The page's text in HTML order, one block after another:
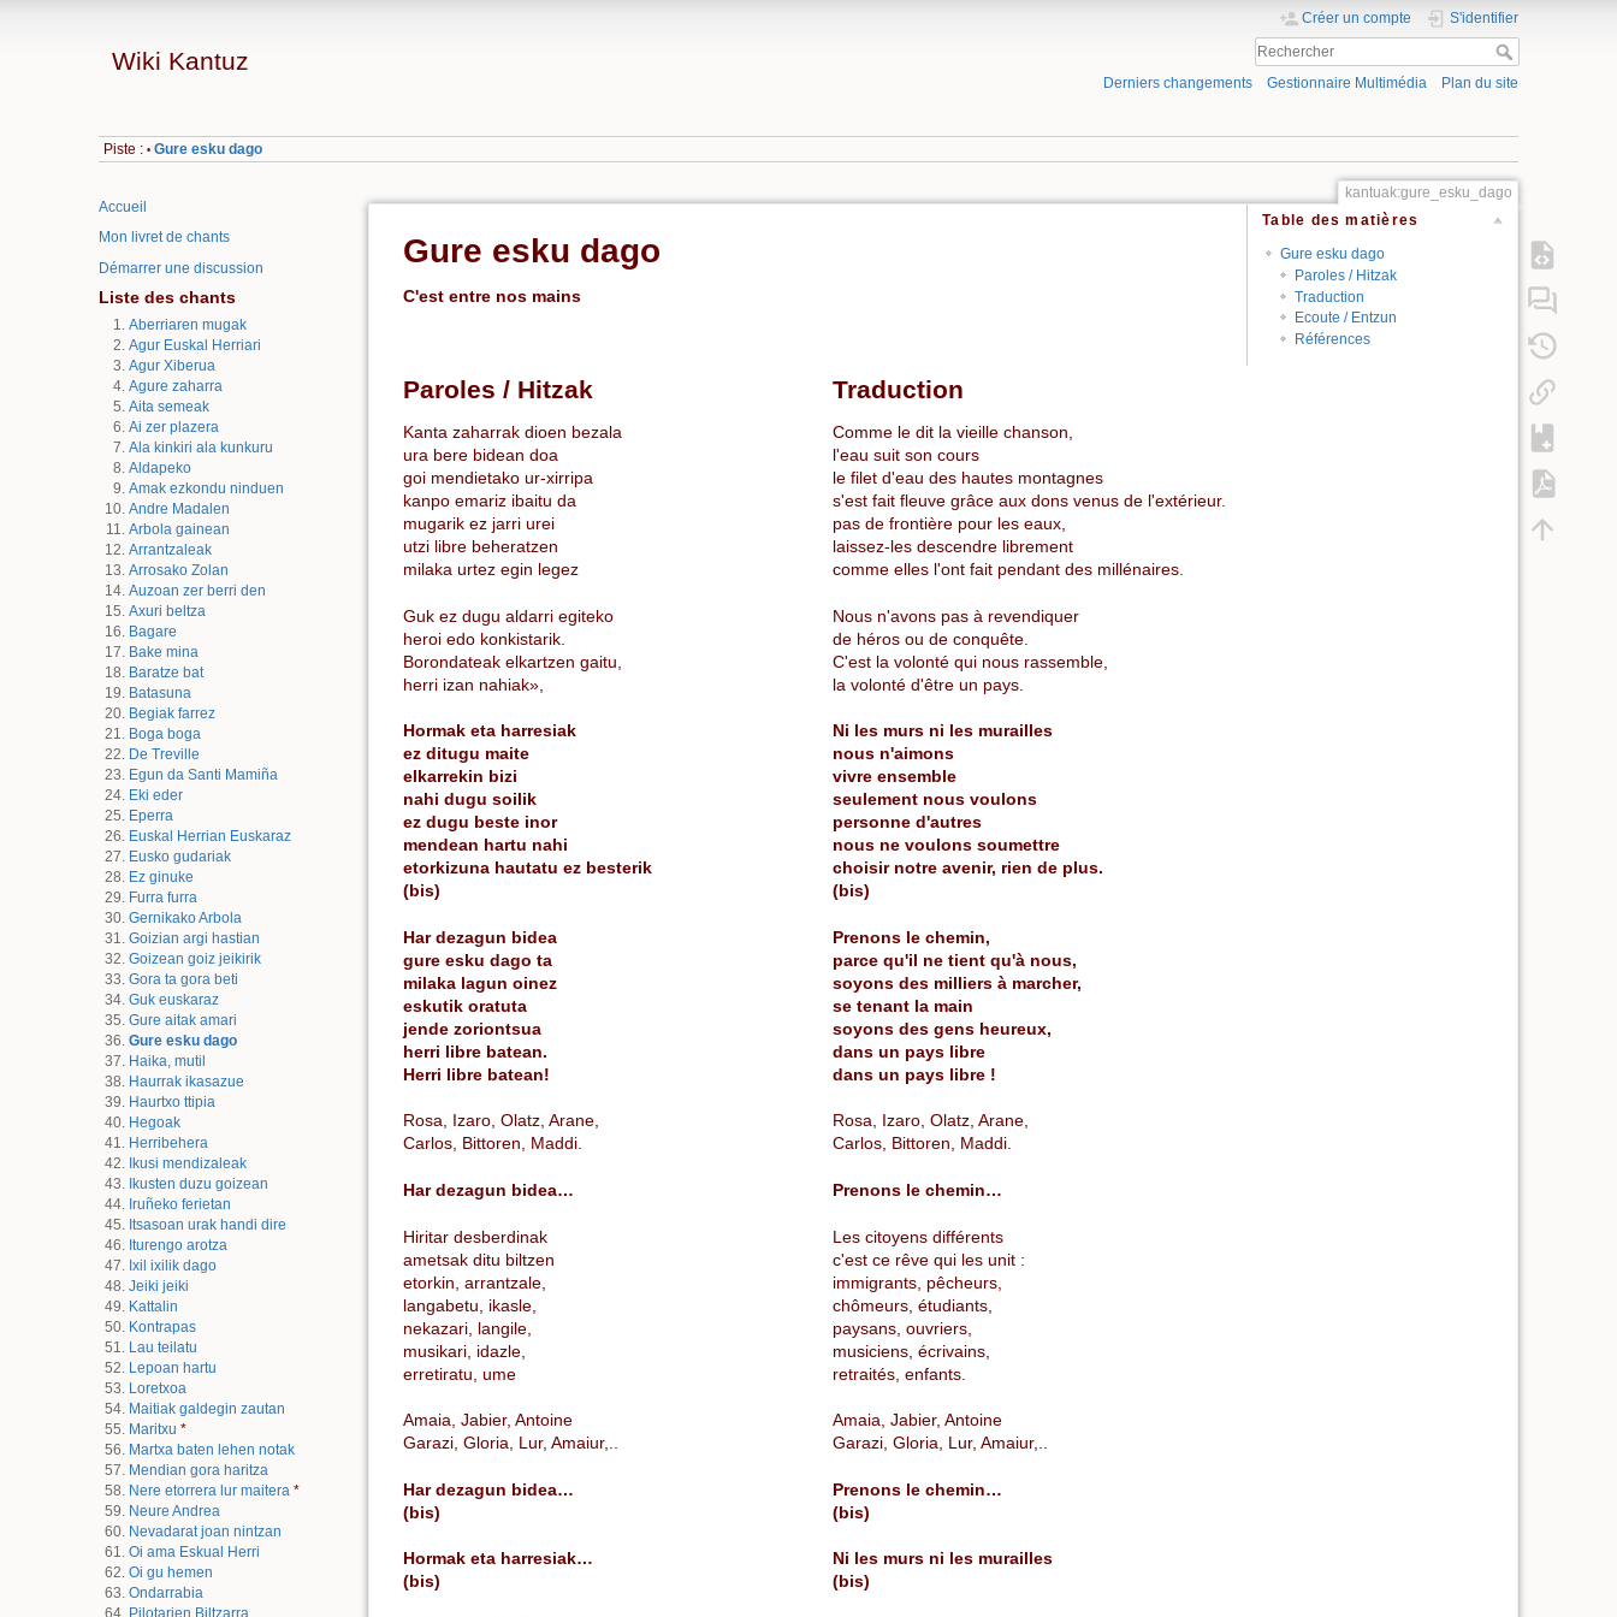
Wiki Kantuz
Créer un compte S'identifier
Derniers changements Gestionnaire Multimédia Plan du site
Piste : • Gure esku dago
Accueil
Mon livret de chants
Démarrer une discussion
Liste des chants
Aberriaren mugak
Agur Euskal Herriari
Agur Xiberua
Agure zaharra
Aita semeak
Ai zer plazera
Ala kinkiri ala kunkuru
Aldapeko
Amak ezkondu ninduen
Andre Madalen
Arbola gainean
Arrantzaleak
Arrosako Zolan
Auzoan zer berri den
Axuri beltza
Bagare
Bake mina
Baratze bat
Batasuna
Begiak farrez
Boga boga
De Treville
Egun da Santi Mamiña
Eki eder
Eperra
Euskal Herrian Euskaraz
Eusko gudariak
Ez ginuke
Furra furra
Gernikako Arbola
Goizian argi hastian
Goizean goiz jeikirik
Gora ta gora beti
Guk euskaraz
Gure aitak amari
Gure esku dago
Haika, mutil
Haurrak ikasazue
Haurtxo ttipia
Hegoak
Herribehera
Ikusi mendizaleak
Ikusten duzu goizean
Iruñeko ferietan
Itsasoan urak handi dire
Iturengo arotza
Ixil ixilik dago
Jeiki jeiki
Kattalin
Kontrapas
Lau teilatu
Lepoan hartu
Loretxoa
Maitiak galdegin zautan
Maritxu *
Martxa baten lehen notak
Mendian gora haritza
Nere etorrera lur maitera*
Neure Andrea
Nevadarat joan nintzan
Oi ama Eskual Herri
Oi gu hemen
Ondarrabia
kantuak:gure_esku_dago
Table des matières
Gure esku dago
Paroles / Hitzak
Traduction
Ecoute / Entzun
Références
Gure esku dago
C'est entre nos mains
Paroles / Hitzak
Kanta zaharrak dioen bezala
ura bere bidean doa
goi mendietako ur-xirripa
kanpo emariz ibaitu da
mugarik ez jarri urei
utzi libre beheratzen
milaka urtez egin legez
Guk ez dugu aldarri egiteko
heroi edo konkistarik.
Borondateak elkartzen gaitu,
herri izan nahiak»,
Hormak eta harresiak
ez ditugu maite
elkarrekin bizi
nahi dugu soilik
ez dugu beste inor
mendean hartu nahi
etorkizuna hautatu ez besterik
(bis)
Har dezagun bidea
gure esku dago ta
milaka lagun oinez
eskutik oratuta
jende zoriontsua
herri libre batean.
Herri libre batean!
Rosa, Izaro, Olatz, Arane,
Carlos, Bittoren, Maddi.
Har dezagun bidea…
Hiritar desberdinak
ametsak ditu biltzen
etorkin, arrantzale,
langabetu, ikasle,
nekazari, langile,
musikari, idazle,
erretiratu, ume
Amaia, Jabier, Antoine
Garazi, Gloria, Lur, Amaiur,..
Har dezagun bidea…
(bis)
Hormak eta harresiak…
(bis)
Traduction
Comme le dit la vieille chanson,
l'eau suit son cours
le filet d'eau des hautes montagnes
s'est fait fleuve grâce aux dons venus de l'extérieur.
pas de frontière pour les eaux,
laissez-les descendre librement
comme elles l'ont fait pendant des millénaires.
Nous n'avons pas à revendiquer
de héros ou de conquête.
C'est la volonté qui nous rassemble,
la volonté d'être un pays.
Ni les murs ni les murailles
nous n'aimons
vivre ensemble
seulement nous voulons
personne d'autres
nous ne voulons soumettre
choisir notre avenir, rien de plus.
(bis)
Prenons le chemin,
parce qu'il ne tient qu'à nous,
soyons des milliers à marcher,
se tenant la main
soyons des gens heureux,
dans un pays libre
dans un pays libre !
Rosa, Izaro, Olatz, Arane,
Carlos, Bittoren, Maddi.
Prenons le chemin…
Les citoyens différents
c'est ce rêve qui les unit :
immigrants, pêcheurs,
chômeurs, étudiants,
paysans, ouvriers,
musiciens, écrivains,
retraités, enfants.
Amaia, Jabier, Antoine
Garazi, Gloria, Lur, Amaiur,..
Prenons le chemin…
(bis)
Ni les murs ni les murailles
(bis)